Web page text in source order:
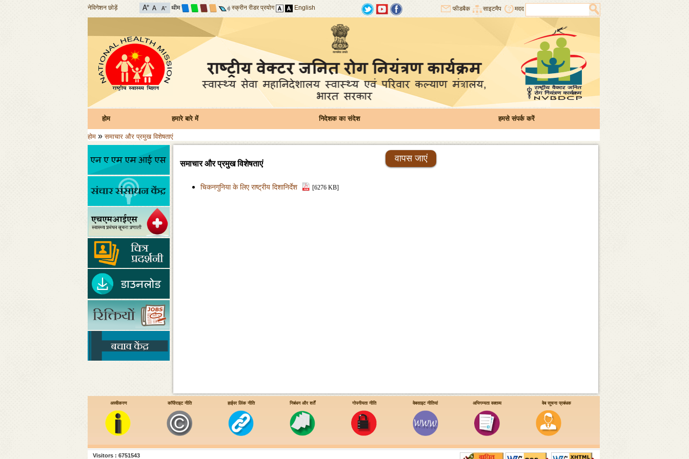
नेविगेशन छोड़ें थीम स्क्रीन रीडर प्रयोग English फीडबैक साइटमैप मदद
होम हमारे बारे में निदेशक का संदेश हमसे संपर्क करें
होम»समाचार और प्रमुख विशेषताएं
समाचार और प्रमुख विशेषताएं
वापस जाएं
चिकनगुनिया के लिए राष्ट्रीय दिशानिर्देश [6276 KB]
अस्वीकरण कॉपीराइट नीति हाईपर लिंक नीति निबंधन और शर्तें गोपनीयता नीति वेबसाइट नीतियां अभिगम्यता वक्तव्य वेब सूचना प्रबंधक
Visitors : 6751543